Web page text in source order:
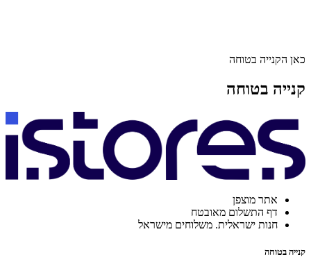
כאן הקנייה בטוחה
קנייה בטוחה
אתר מוצפן
דף התשלום מאובטח
חנות ישראלית. משלוחים מישראל
קנייה בטוחה